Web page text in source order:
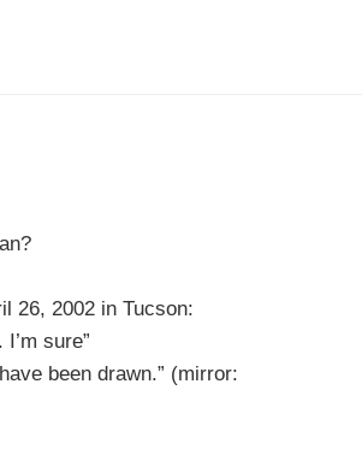
26, 2002 in Tucson:
sure”
been drawn.” (mirror: